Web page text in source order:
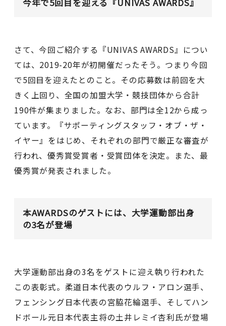
今年で5回目を迎える『UNIVAS AWARDS』
さて、今回ご紹介する『UNIVAS AWARDS』につい
ては、2019-20年が初開催だったそう。つまり今回
で5回目を迎えたとのこと。その応募数は前回を大
きく上回り、全国の加盟大学・競技団体から合計
190件が集まりました。なお、部門は全12から成っ
ています。『サポーティングスタッフ・オブ・ザ・
イヤー』をはじめ、それぞれの部門で厳正な審査が
行われ、優秀賞受賞者・受賞団体を決定。また、最
優秀賞が発表されました。
本AWARDSのゲストには、大学運動部出身
の3名が登場
大学運動部出身の3名をゲストに迎え執り行われた
この表彰式。柔道日本代表のウルフ・アロン選手、
フェンシング日本代表の宮脇花綸選手、そしてハン
ドボール元日本代表主将の土井レミイ杏利氏が登場